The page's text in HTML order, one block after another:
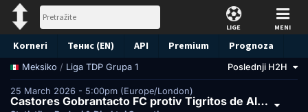
LIGE MENI
Korneri Тенис (EN) API Premium Prognoza
Meksiko / Liga TDP Grupa 1 Poslednji H2H
25 March 2026 - 5:00pm (Europe/London)
Castores Gobrantacto FC protiv Tigritos de Alica FC